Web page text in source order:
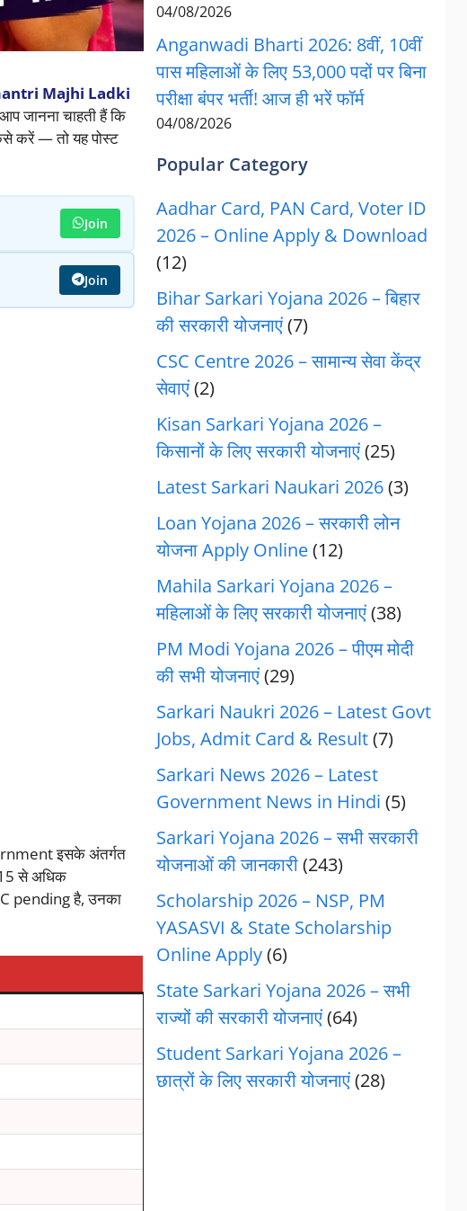
Majhi Ladki
जानना चाहती हैं कि
करें — तो यह पोस्ट
Join
Join
इसके अंतर्गत
से अधिक
pending है, उनका
04/08/2026
Anganwadi Bharti 2026: 8वीं, 10वीं
पास महिलाओं के लिए 53,000 पदों पर बिना
परीक्षा बंपर भर्ती! आज ही भरें फॉर्म
04/08/2026
Popular Category
Aadhar Card, PAN Card, Voter ID
2026 – Online Apply & Download
(12)
Bihar Sarkari Yojana 2026 – बिहार
की सरकारी योजनाएं(7)
CSC Centre 2026 – सामान्य सेवा केंद्र
सेवाएं(2)
Kisan Sarkari Yojana 2026 –
किसानों के लिए सरकारी योजनाएं(25)
Latest Sarkari Naukari 2026(3)
Loan Yojana 2026 – सरकारी लोन
योजना Apply Online(12)
Mahila Sarkari Yojana 2026 –
महिलाओं के लिए सरकारी योजनाएं(38)
PM Modi Yojana 2026 – पीएम मोदी
की सभी योजनाएं(29)
Sarkari Naukri 2026 – Latest Govt
Jobs, Admit Card & Result(7)
Sarkari News 2026 – Latest
Government News in Hindi (5)
Sarkari Yojana 2026 – सभी सरकारी
योजनाओं की जानकारी(243)
Scholarship 2026 – NSP, PM
YASASVI & State Scholarship
Online Apply(6)
State Sarkari Yojana 2026 – सभी
राज्यों की सरकारी योजनाएं(64)
Student Sarkari Yojana 2026 –
छात्रों के लिए सरकारी योजनाएं(28)